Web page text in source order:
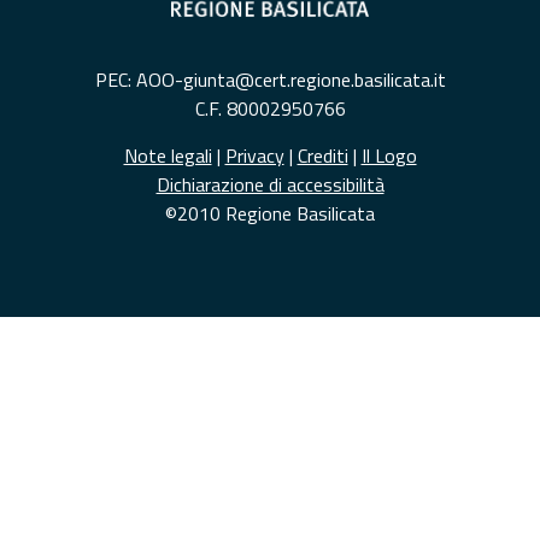
PEC: AOO-giunta@cert.regione.basilicata.it
C.F. 80002950766
Note legali | Privacy| Crediti | Il Logo
Dichiarazione di accessibilità
©2010 Regione Basilicata